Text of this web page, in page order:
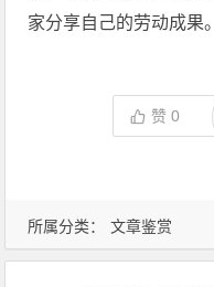
所属分类： 文章鉴赏
家分享自己的劳动成果。
赞0